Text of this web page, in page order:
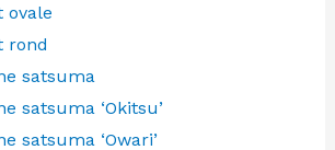
ovale
rond
satsuma
satsuma ‘Okitsu’
satsuma ‘Owari’